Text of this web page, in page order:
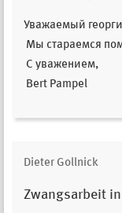
Уважаемый
Мы стараемся
С уважением,
Bert Pampel
Dieter Gollnick
Zwangsarbeit in